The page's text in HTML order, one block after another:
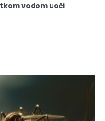
vodom uoči